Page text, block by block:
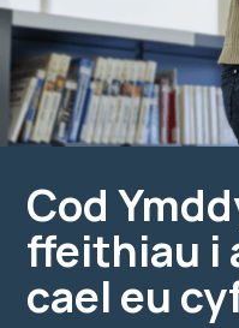
Cod
ffeithiau i
cael eu